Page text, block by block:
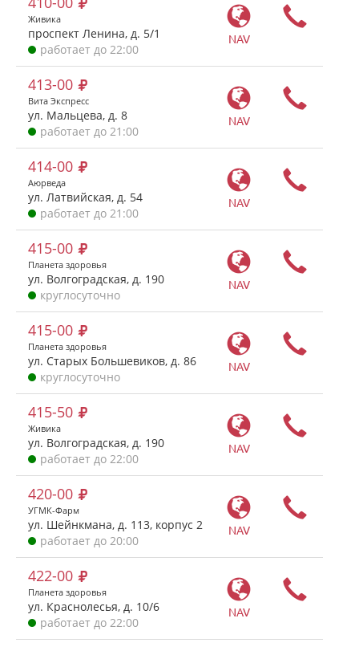
NAV
Живика
проспект Ленина, д. 5/1
работает до 22:00
NAV
413-00
Вита Экспресс
ул. Мальцева, д. 8
работает до 21:00
NAV
414-00
Аюрведа
ул. Латвийская, д. 54
работает до 21:00
NAV
415-00
Планета здоровья
ул. Волгоградская, д. 190
круглосуточно
NAV
415-00
Планета здоровья
ул. Старых Большевиков, д. 86
круглосуточно
NAV
415-50
Живика
ул. Волгоградская, д. 190
работает до 22:00
NAV
420-00
УГМК-Фарм
ул. Шейнкмана, д. 113, корпус 2
работает до 20:00
NAV
422-00
Планета здоровья
ул. Краснолесья, д. 10/6
работает до 22:00